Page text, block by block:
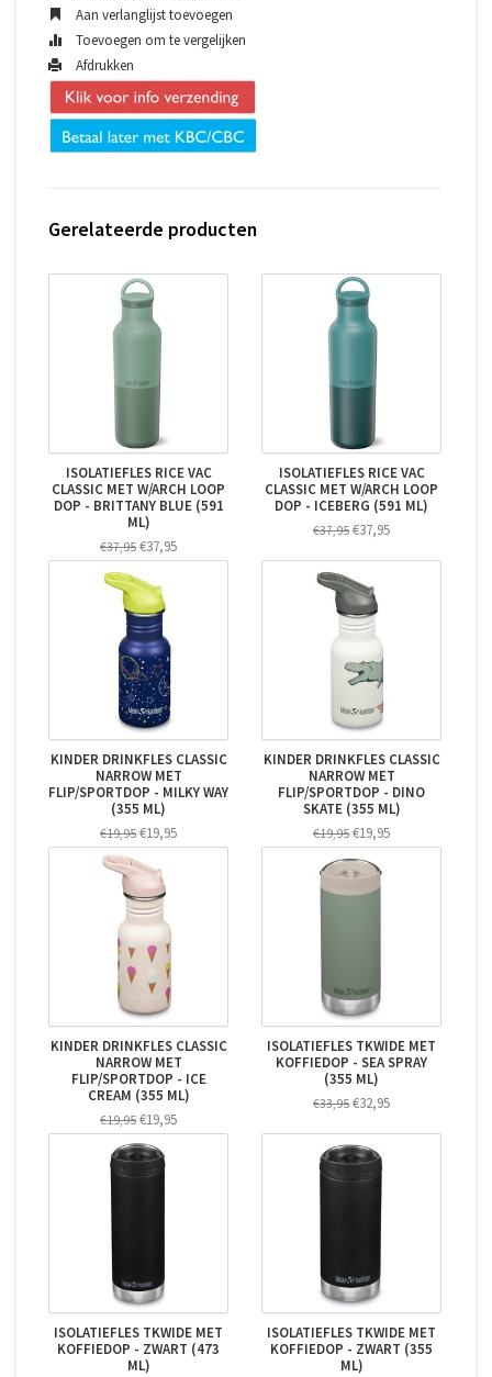
Aan verlanglijst toevoegen
Toevoegen om te vergelijken
Afdrukken
Gerelateerde producten
ISOLATIEFLES RICE VAC
CLASSIC MET W/ARCH LOOP
DOP - BRITTANY BLUE (591
ML)
€37,95 €37,95
ISOLATIEFLES RICE VAC
CLASSIC MET W/ARCH LOOP
DOP - ICEBERG (591 ML)
€37,95 €37,95
KINDER DRINKFLES CLASSIC
NARROW MET
FLIP/SPORTDOP - MILKY WAY
(355 ML)
€19,95 €19,95
KINDER DRINKFLES CLASSIC
NARROW MET
FLIP/SPORTDOP - DINO
SKATE (355 ML)
€19,95 €19,95
KINDER DRINKFLES CLASSIC
NARROW MET
FLIP/SPORTDOP - ICE
CREAM (355 ML)
€19,95 €19,95
ISOLATIEFLES TKWIDE MET
KOFFIEDOP - SEA SPRAY
(355 ML)
€33,95 €32,95
ISOLATIEFLES TKWIDE MET
KOFFIEDOP - ZWART (473
ML)
ISOLATIEFLES TKWIDE MET
KOFFIEDOP - ZWART (355
ML)